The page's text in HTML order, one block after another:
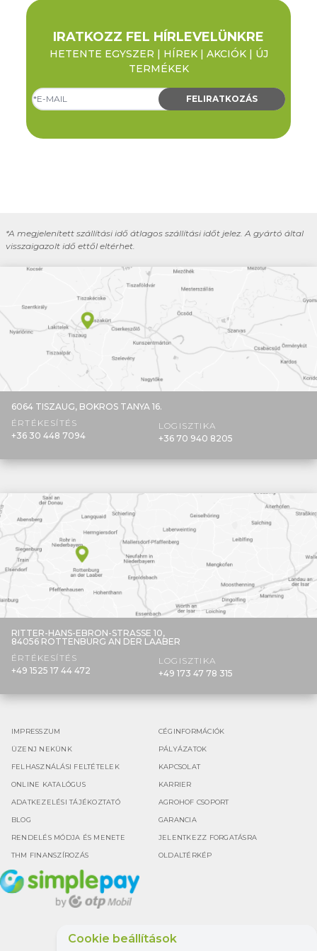
IRATKOZZ FEL HÍRLEVELÜNKRE
HETENTE EGYSZER | HÍREK | AKCIÓK | ÚJ
TERMÉKEK
FELIRATKOZÁS
*A megjelenített szállítási idő átlagos szállítási időt jelez. A gyártó által
visszaigazolt idő ettől eltérhet.
6064 TISZAUG, BOKROS TANYA 16.
ÉRTÉKESÍTÉS
+36 30 448 7094
LOGISZTIKA
+36 70 940 8205
RITTER-HANS-EBRON-STRASSE 10,
84056 ROTTENBURG AN DER LAABER
ÉRTÉKESÍTÉS
+49 1525 17 44 472
LOGISZTIKA
+49 173 47 78 315
IMPRESSZUM CÉGINFORMÁCIÓK
ÜZENJ NEKÜNK PÁLYÁZATOK
FELHASZNÁLÁSI FELTÉTELEK KAPCSOLAT
ONLINE KATALÓGUS KARRIER
ADATKEZELÉSI TÁJÉKOZTATÓ AGROHOF CSOPORT
BLOG GARANCIA
RENDELÉS MÓDJA ÉS MENETE JELENTKEZZ FORGATÁSRA
THM FINANSZÍROZÁS OLDALTÉRKÉP
Cookie beállítások